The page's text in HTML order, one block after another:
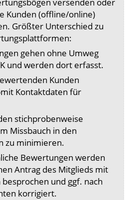
versenden oder
Kunden (offline/online)
Größter Unterschied zu
gehen ohne Umweg
und werden dort erfasst.
Kunden
Kontaktdaten für
stichprobenweise
Missbauch in den
zu minimieren.
Bewertungen werden
Antrag des Mitglieds mit
und ggf. nach
korrigiert.